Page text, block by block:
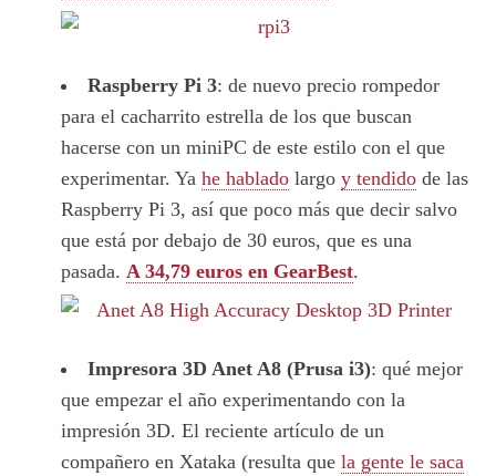
Raspberry Pi 3: de nuevo precio rompedor
para el cacharrito estrella de los que buscan
hacerse con un miniPC de este estilo con el que
experimentar. Ya he hablado largo y tendido de las
Raspberry Pi 3, así que poco más que decir salvo
que está por debajo de 30 euros, que es una
pasada. A 34,79 euros en GearBest.
Impresora 3D Anet A8 (Prusa i3): qué mejor
que empezar el año experimentando con la
impresión 3D. El reciente artículo de un
compañero en Xataka (resulta que la gente le saca